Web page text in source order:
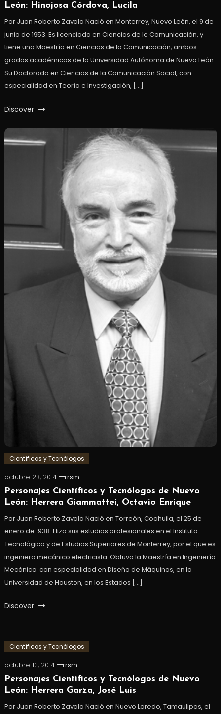
León: Hinojosa Córdova, Lucila
Por Juan Roberto Zavala Nació en Monterrey, Nuevo León, el 9 de
junio de 1953. Es licenciada en Ciencias de la Comunicación, y
tiene una Maestría en Ciencias de la Comunicación, ambos
grados académicos de la Universidad Autónoma de Nuevo León.
Su Doctorado en Ciencias de la Comunicación Social, con
especialidad en Teoría e Investigación, […]
Discover
Científicos y Tecnólogos
octubre 23, 2014
rrsm
Personajes Científicos y Tecnólogos de Nuevo
León: Herrera Giammattei, Octavio Enrique
Por Juan Roberto Zavala Nació en Torreón, Coahuila, el 25 de
enero de 1938. Hizo sus estudios profesionales en el Instituto
Tecnológico y de Estudios Superiores de Monterrey, por el que es
ingeniero mecánico electricista. Obtuvo la Maestría en Ingeniería
Mecánica, con especialidad en Diseño de Máquinas, en la
Universidad de Houston, en los Estados […]
Discover
Científicos y Tecnólogos
octubre 13, 2014
rrsm
Personajes Científicos y Tecnólogos de Nuevo
León: Herrera Garza, José Luis
Por Juan Roberto Zavala Nació en Nuevo Laredo, Tamaulipas, el